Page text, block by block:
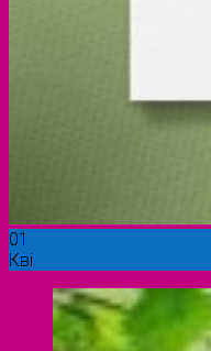
01
Кві